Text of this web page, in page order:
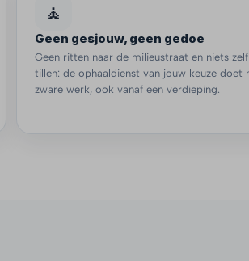
🧘
Geen gesjouw, geen gedoe
Geen ritten naar de milieustraat en niets zelf
tillen: de ophaaldienst van jouw keuze doet
zware werk, ook vanaf een verdieping.